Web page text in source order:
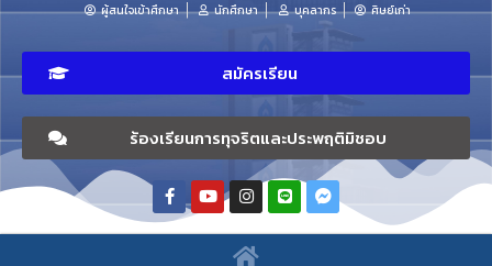
ผู้สนใจเข้าศึกษา นักศึกษา บุคลากร ศิษย์เก่า
สมัครเรียน
ร้องเรียนการทุจริตและประพฤติมิชอบ